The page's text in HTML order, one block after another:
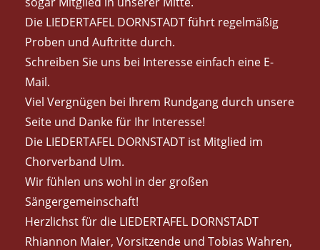
Die LIEDERTAFEL DORNSTADT führt regelmäßig
Proben und Auftritte durch.
Schreiben Sie uns bei Interesse einfach eine E-
Mail.
Viel Vergnügen bei Ihrem Rundgang durch unsere
Seite und Danke für Ihr Interesse!
Die LIEDERTAFEL DORNSTADT ist Mitglied im
Chorverband Ulm.
Wir fühlen uns wohl in der großen
Sängergemeinschaft!
Herzlichst für die LIEDERTAFEL DORNSTADT
Rhiannon Maier, Vorsitzende und Tobias Wahren,